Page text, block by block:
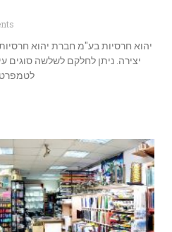
יהוא חרסיות בע"מ חברת יהוא
יצירה. ניתן לחלקם לשלשה סוגים